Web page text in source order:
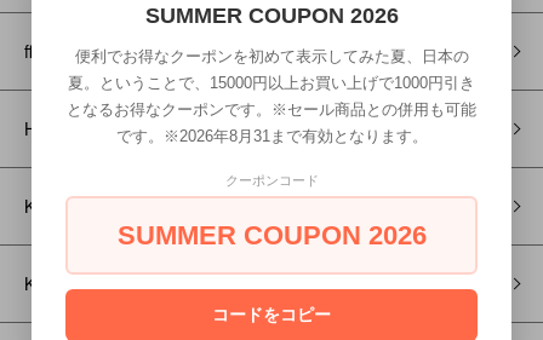
ffiXXed（フィックス）
HENRIK VIBSKOV（ヘンリック ヴィブスコフ）
KLOKE（クローク）
KONTRACT（コントラクト）
SUMMER COUPON 2026
便利でお得なクーポンを初めて表示してみた夏、日本の
夏。ということで、15000円以上お買い上げで1000円引き
となるお得なクーポンです。※セール商品との併用も可能
です。※2026年8月31まで有効となります。
クーポンコード
SUMMER COUPON 2026
コードをコピー